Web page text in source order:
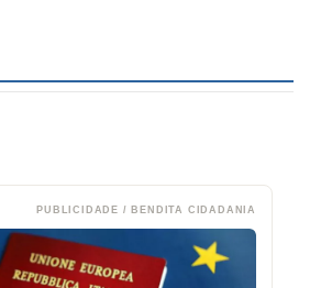
PUBLICIDADE / BENDITA CIDADANIA